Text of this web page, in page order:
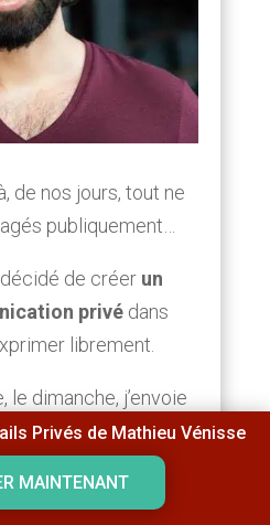
de nos jours, tout ne
publiquement…
décidé de créer un
privé dans
librement.
le dimanche, j’envoie
dans lequel je
».
Privés de Mathieu Vénisse
MAINTENANT